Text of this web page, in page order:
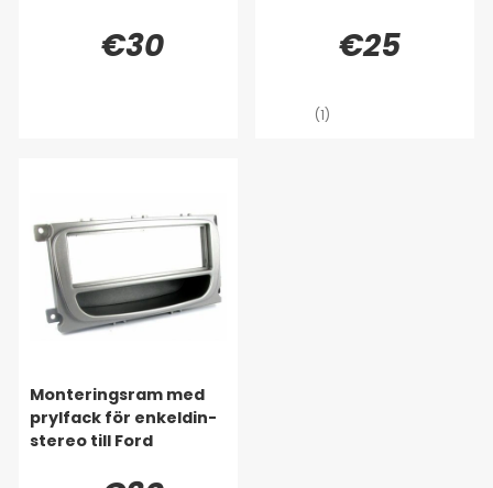
€30 €25
(1)
Monteringsram med
prylfack för enkeldin-
stereo till Ford